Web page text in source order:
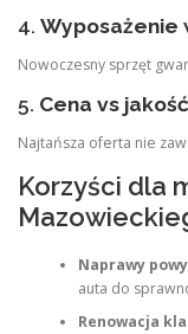
4. Wyposażenie
Nowoczesny sprzęt
5. Cena vs jakość
Najtańsza oferta nie
Korzyści dla
Naprawy
auta do
Renowacja